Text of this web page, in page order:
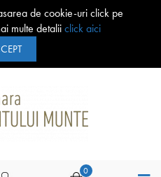
de cookie-uri click pe
multe detaliiclick aici
0